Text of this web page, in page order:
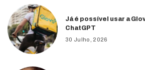
Já é possível usar a
ChatGPT
30 Julho, 2026